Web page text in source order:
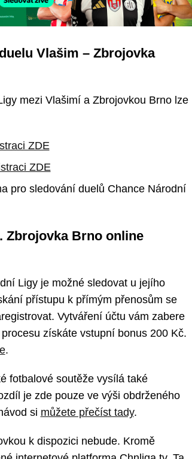
Vlašim – Zbrojovka
mezi Vlašimí a Zbrojovkou Brno lze
ZDE
ZDE
pro sledování duelů Chance Národní
Zbrojovka Brno online
Ligy je možné sledovat u jejího
přístupu k přímým přenosům se
Vytváření účtu vám zabere
získáte vstupní bonus 200 Kč.
.
fotbalové soutěže vysílá také
je zde pouze ve výši obdrženého
si můžete přečíst tady.
k dispozici nebude. Kromě